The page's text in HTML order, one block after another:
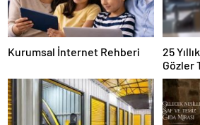
Kurumsal İnternet Rehberi
25
Gözler
Karar